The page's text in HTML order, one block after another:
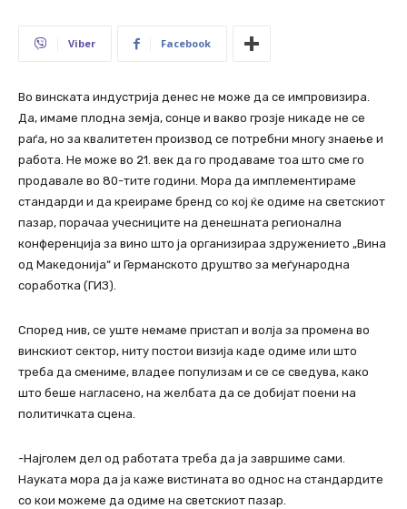
Viber Facebook
Во винската индустрија денес не може да се импровизира.
Да, имаме плодна земја, сонце и вакво грозје никаде не се
раѓа, но за квалитетен производ се потребни многу знаење и
работа. Не може во 21. век да го продаваме тоа што сме го
продавале во 80-тите години. Мора да имплементираме
стандарди и да креираме бренд со кој ќе одиме на светскиот
пазар, порачаа учесниците на денешната регионална
конференција за вино што ја организираа здружението „Вина
од Македонија“ и Германското друштво за меѓународна
соработка (ГИЗ).
Според нив, се уште немаме пристап и волја за промена во
винскиот сектор, ниту постои визија каде одиме или што
треба да смениме, владее популизам и се се сведува, како
што беше нагласено, на желбата да се добијат поени на
политичката сцена.
-Најголем дел од работата треба да ја завршиме сами.
Науката мора да ја каже вистината во однос на стандардите
со кои можеме да одиме на светскиот пазар.